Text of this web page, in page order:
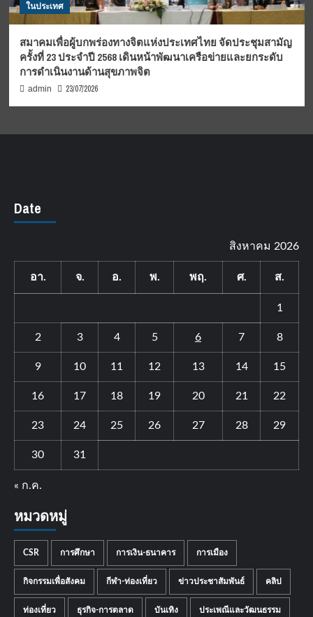
ในประเทศ
สมาคมเพื่อผู้บกพร่องทางจิตแห่งประเทศไทย จัดประชุมสามัญ
ครั้งที่ 23 ประจำปี 2568 เดินหน้าพัฒนาเครือข่ายและยกระดับ
การดำเนินงานด้านสุขภาพจิต
admin 23/07/2026
Date
สิงหาคม 2026
อา. จ. อ. พ. พฤ. ศ. ส.
1
2 3 4 5 6 7 8
9 10 11 12 13 14 15
16 17 18 19 20 21 22
23 24 25 26 27 28 29
30 31
« ก.ค.
หมวดหมู่
CSR การศึกษา การเงิน-ธนาคาร การเมือง
กิจกรรมเพื่อสังคม กีฬา-ท่องเที่ยว ข่าวประชาสัมพันธ์ คลิป
ท่องเที่ยว ธุรกิจ-การตลาด บันเทิง ประเพณีและวัฒนธรรม